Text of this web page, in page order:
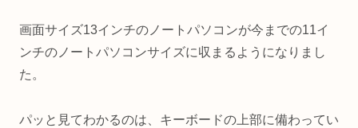
画面サイズ13インチのノートパソコンが今までの11イ
ンチのノートパソコンサイズに収まるようになりまし
た。
パッと見てわかるのは、キーボードの上部に備わってい